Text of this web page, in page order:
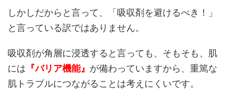
しかしだからと言って、「吸収剤を避けるべき！」
と言っている訳ではありません。
吸収剤が角層に浸透すると言っても、そもそも、肌
には 『バリア機能』 が備わっていますから、重篤な
肌トラブルにつながることは考えにくいです。